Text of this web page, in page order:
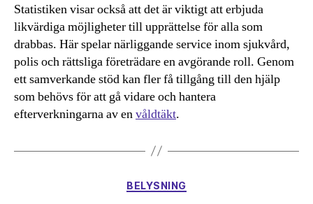
Statistiken visar också att det är viktigt att erbjuda
likvärdiga möjligheter till upprättelse för alla som
drabbas. Här spelar närliggande service inom sjukvård,
polis och rättsliga företrädare en avgörande roll. Genom
ett samverkande stöd kan fler få tillgång till den hjälp
som behövs för att gå vidare och hantera
efterverkningarna av envåldtäkt.
Kategorier
BELYSNING